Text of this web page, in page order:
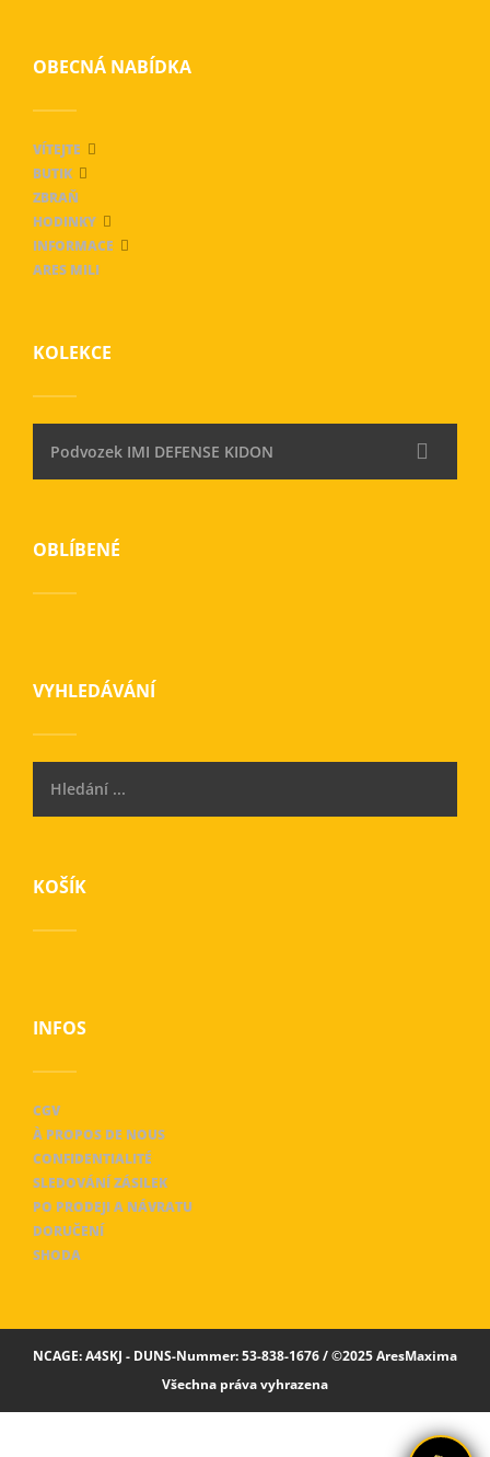
OBECNÁ NABÍDKA
VÍTEJTE
BUTIK
ZBRAŇ
HODINKY
INFORMACE
ARES MILI
KOLEKCE
Podvozek IMI DEFENSE KIDON
OBLÍBENÉ
VYHLEDÁVÁNÍ
KOŠÍK
INFOS
CGV
À PROPOS DE NOUS
CONFIDENTIALITÉ
SLEDOVÁNÍ ZÁSILEK
PO PRODEJI A NÁVRATU
DORUČENÍ
SHODA
NCAGE: A4SKJ - DUNS-Nummer: 53-838-1676 / ©2025 AresMaxima
Všechna práva vyhrazena